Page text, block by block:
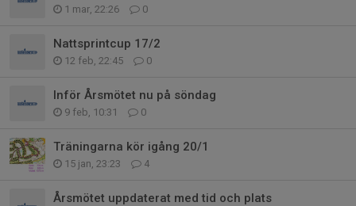
1 mar, 22:26 0
Nattsprintcup 17/2
12 feb, 22:45 0
Inför Årsmötet nu på söndag
9 feb, 10:31 0
Träningarna kör igång 20/1
15 jan, 23:23 4
Årsmötet uppdaterat med tid och plats